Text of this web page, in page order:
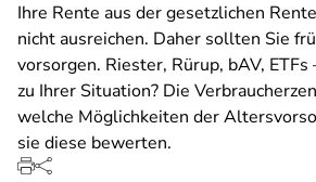
Ihre Rente aus der gesetzlichen
nicht ausreichen. Daher sollten Sie
vorsorgen. Riester, Rürup, bAV, ETFs
zu Ihrer Situation? Die
welche Möglichkeiten der
sie diese bewerten.